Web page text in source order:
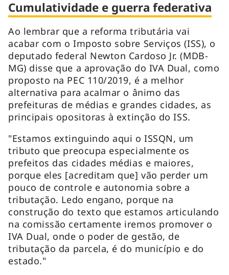
Cumulatividade e guerra federativa
Ao lembrar que a reforma tributária vai
acabar com o Imposto sobre Serviços (ISS), o
deputado federal Newton Cardoso Jr. (MDB-
MG) disse que a aprovação do IVA Dual, como
proposto na PEC 110/2019, é a melhor
alternativa para acalmar o ânimo das
prefeituras de médias e grandes cidades, as
principais opositoras à extinção do ISS.
"Estamos extinguindo aqui o ISSQN, um
tributo que preocupa especialmente os
prefeitos das cidades médias e maiores,
porque eles [acreditam que] vão perder um
pouco de controle e autonomia sobre a
tributação. Ledo engano, porque na
construção do texto que estamos articulando
na comissão certamente iremos promover o
IVA Dual, onde o poder de gestão, de
tributação da parcela, é do município e do
estado."